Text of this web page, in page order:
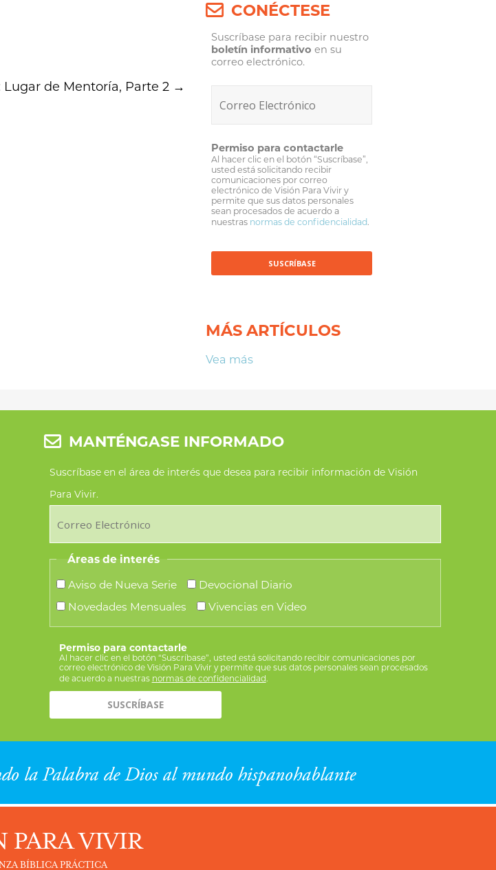
Lugar de Mentoría, Parte 2 →
CONÉCTESE
Suscríbase para recibir nuestro
boletín informativo en su
correo electrónico.
Permiso para contactarle
Al hacer clic en el botón “Suscríbase”,
usted está solicitando recibir
comunicaciones por correo
electrónico de Visión Para Vivir y
permite que sus datos personales
sean procesados de acuerdo a
nuestras normas de confidencialidad.
MÁS ARTÍCULOS
Vea más
MANTÉNGASE INFORMADO
Suscríbase en el área de interés que desea para recibir información de Visión
Para Vivir.
Áreas de interés
Aviso de Nueva Serie
Devocional Diario
Novedades Mensuales
Vivencias en Video
Permiso para contactarle
Al hacer clic en el botón “Suscríbase”, usted está solicitando recibir comunicaciones por
correo electrónico de Visión Para Vivir y permite que sus datos personales sean procesados
de acuerdo a nuestras normas de confidencialidad.
PARA VIVIR
BÍBLICA PRÁCTICA